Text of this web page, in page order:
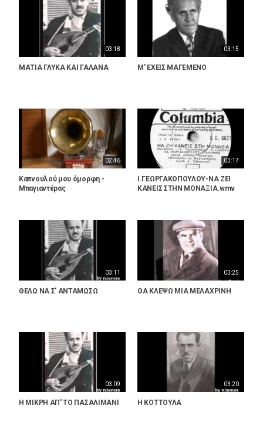
03:18
ΜΑΤΙΑ ΓΛΥΚΑ ΚΑΙ ΓΑΛΑΝΑ
03:15
Μ' ΕΧΕΙΣ ΜΑΓΕΜΕΝΟ
02:46
Καπνουλού μου όμορφη -
Μπαγιαντέρας
03:17
Ι.ΓΕΩΡΓΑΚΟΠΟΥΛΟΥ-ΝΑ ΖΕΙ
ΚΑΝΕΙΣ ΣΤΗΝ ΜΟΝΑΞΙΑ.wmv
03:11
ΘΕΛΩ ΝΑ Σ' ΑΝΤΑΜΩΣΩ
03:25
ΘΑ ΚΛΕΨΩ ΜΙΑ ΜΕΛΑΧΡΙΝΗ
03:09
Η ΜΙΚΡΗ ΑΠ' ΤΟ ΠΑΣΑΛΙΜΑΝΙ
03:20
Η ΚΟΤΤΟΥΛΑ